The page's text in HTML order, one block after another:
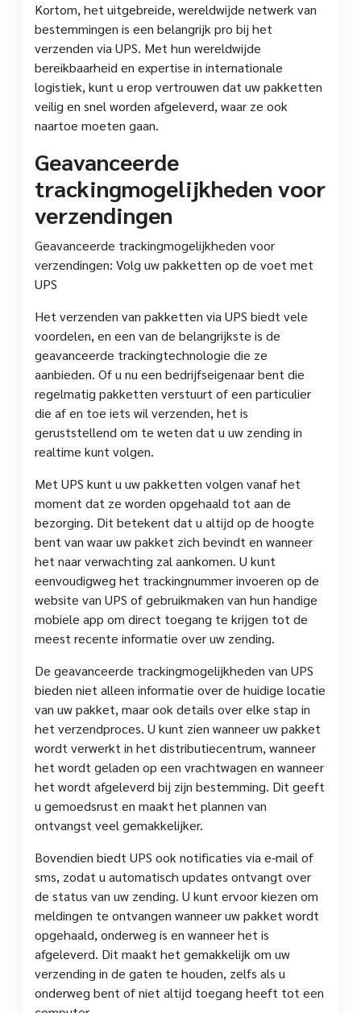
Kortom, het uitgebreide, wereldwijde netwerk van
bestemmingen is een belangrijk pro bij het
verzenden via UPS. Met hun wereldwijde
bereikbaarheid en expertise in internationale
logistiek, kunt u erop vertrouwen dat uw pakketten
veilig en snel worden afgeleverd, waar ze ook
naartoe moeten gaan.
Geavanceerde
trackingmogelijkheden voor
verzendingen
Geavanceerde trackingmogelijkheden voor
verzendingen: Volg uw pakketten op de voet met
UPS
Het verzenden van pakketten via UPS biedt vele
voordelen, en een van de belangrijkste is de
geavanceerde trackingtechnologie die ze
aanbieden. Of u nu een bedrijfseigenaar bent die
regelmatig pakketten verstuurt of een particulier
die af en toe iets wil verzenden, het is
geruststellend om te weten dat u uw zending in
realtime kunt volgen.
Met UPS kunt u uw pakketten volgen vanaf het
moment dat ze worden opgehaald tot aan de
bezorging. Dit betekent dat u altijd op de hoogte
bent van waar uw pakket zich bevindt en wanneer
het naar verwachting zal aankomen. U kunt
eenvoudigweg het trackingnummer invoeren op de
website van UPS of gebruikmaken van hun handige
mobiele app om direct toegang te krijgen tot de
meest recente informatie over uw zending.
De geavanceerde trackingmogelijkheden van UPS
bieden niet alleen informatie over de huidige locatie
van uw pakket, maar ook details over elke stap in
het verzendproces. U kunt zien wanneer uw pakket
wordt verwerkt in het distributiecentrum, wanneer
het wordt geladen op een vrachtwagen en wanneer
het wordt afgeleverd bij zijn bestemming. Dit geeft
u gemoedsrust en maakt het plannen van
ontvangst veel gemakkelijker.
Bovendien biedt UPS ook notificaties via e-mail of
sms, zodat u automatisch updates ontvangt over
de status van uw zending. U kunt ervoor kiezen om
meldingen te ontvangen wanneer uw pakket wordt
opgehaald, onderweg is en wanneer het is
afgeleverd. Dit maakt het gemakkelijk om uw
verzending in de gaten te houden, zelfs als u
onderweg bent of niet altijd toegang heeft tot een